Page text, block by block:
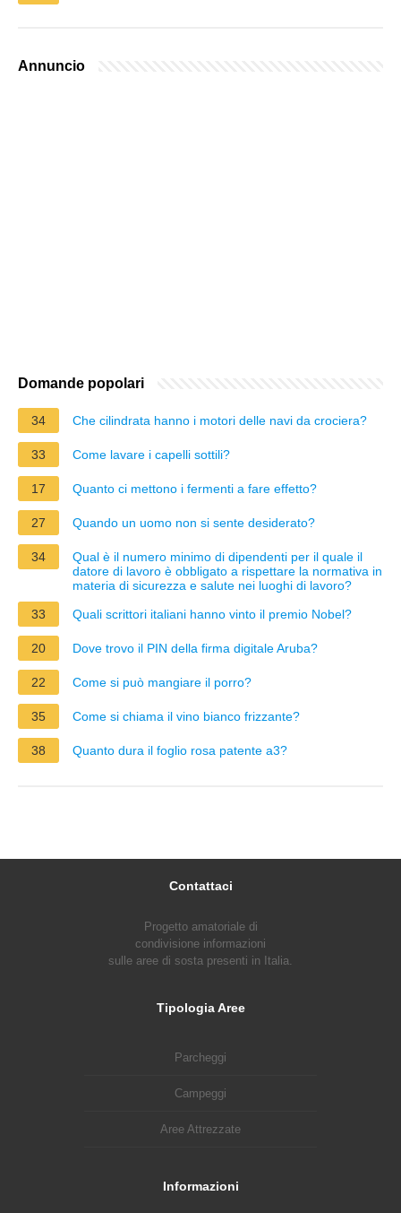
Annuncio
Domande popolari
34 Che cilindrata hanno i motori delle navi da crociera?
33 Come lavare i capelli sottili?
17 Quanto ci mettono i fermenti a fare effetto?
27 Quando un uomo non si sente desiderato?
34
Qual è il numero minimo di dipendenti per il quale il
datore di lavoro è obbligato a rispettare la normativa in
materia di sicurezza e salute nei luoghi di lavoro?
33
Quali scrittori italiani hanno vinto il premio Nobel?
20 Dove trovo il PIN della firma digitale Aruba?
22 Come si può mangiare il porro?
35 Come si chiama il vino bianco frizzante?
38 Quanto dura il foglio rosa patente a3?
Contattaci
Progetto amatoriale di
condivisione informazioni
sulle aree di sosta presenti in Italia.
Tipologia Aree
Parcheggi
Campeggi
Aree Attrezzate
Informazioni